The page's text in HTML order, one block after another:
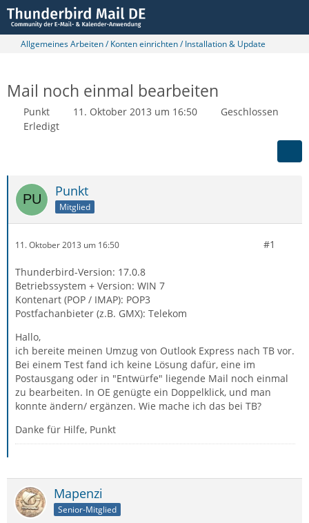
Allgemeines Arbeiten / Konten einrichten / Installation & Update
Mail noch einmal bearbeiten
Punkt 11. Oktober 2013 um 16:50
Geschlossen
Erledigt
Punkt
Mitglied
11. Oktober 2013 um 16:50 #1
Thunderbird-Version: 17.0.8
Betriebssystem + Version: WIN 7
Kontenart (POP / IMAP): POP3
Postfachanbieter (z.B. GMX): Telekom
Hallo,
ich bereite meinen Umzug von Outlook Express nach TB vor.
Bei einem Test fand ich keine Lösung dafür, eine im
Postausgang oder in "Entwürfe" liegende Mail noch einmal
zu bearbeiten. In OE genügte ein Doppelklick, und man
konnte ändern/ ergänzen. Wie mache ich das bei TB?
Danke für Hilfe, Punkt
Mapenzi
Senior-Mitglied